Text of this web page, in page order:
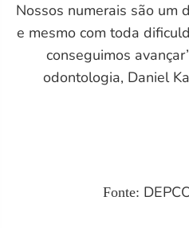
Nossos numerais são um
e mesmo com toda
conseguimos
odontologia, Daniel
Fonte: